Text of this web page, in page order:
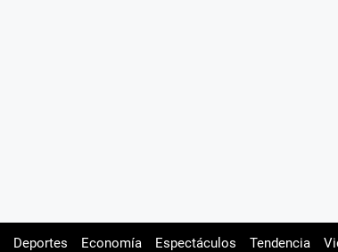
Deportes Economía Espectáculos Tendencia